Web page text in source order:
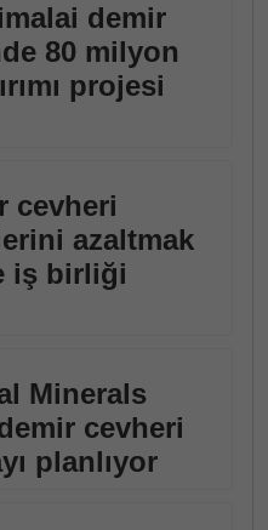
demir
80 milyon
projesi
cevheri
azaltmak
iş birliği
Minerals
cevheri
planlıyor